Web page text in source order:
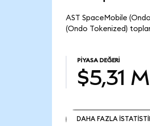
AST SpaceMobile
(Ondo Tokenized)
PIYASA DEĞERI
$5,31
DAHA FAZLA